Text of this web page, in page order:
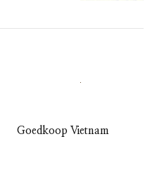
Goedkoop Vietnam